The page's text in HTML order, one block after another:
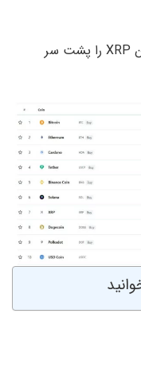
این میزان رشد کافی است که بتواند کوین XRP را پشت سر